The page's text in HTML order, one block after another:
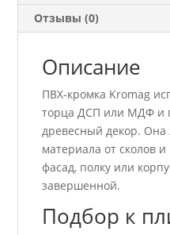
Отзывы (0)
Описание
ПВХ-кромка Kromag
торца ДСП или МДФ и
древесный декор.
материала от сколов
фасад, полку или
завершенной.
Подбор к